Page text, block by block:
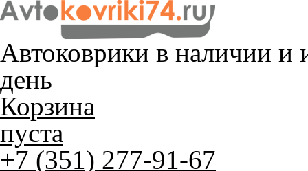
Автоковрики в наличии и
день
Корзина
пуста
+7 (351) 277-91-67